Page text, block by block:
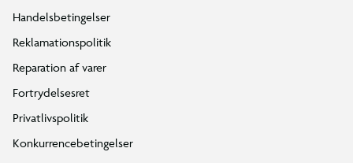
Handelsbetingelser
Reklamationspolitik
Reparation af varer
Fortrydelsesret
Privatlivspolitik
Konkurrencebetingelser